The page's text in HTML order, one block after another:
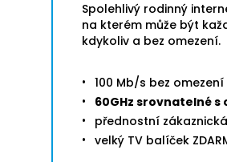
Spolehlivý rodinný
na kterém může být
kdykoliv a bez omezení.
100 Mb/s bez
60GHz srovnatelné s
přednostní
velký TV balíček